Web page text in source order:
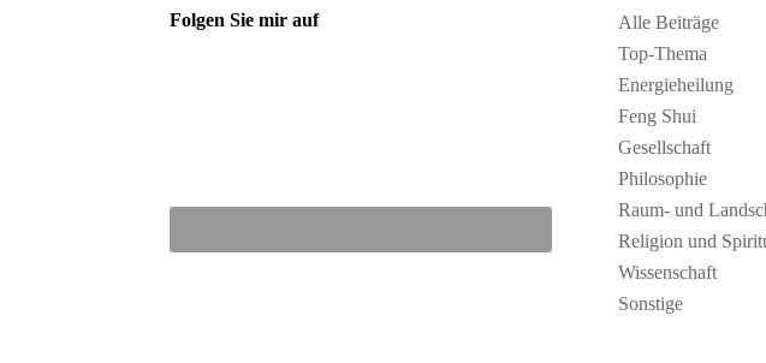
Folgen Sie mir auf
Alle Beiträge
Top-Thema
Energieheilung
Feng Shui
Gesellschaft
Philosophie
Raum- und
Religion und
Wissenschaft
Sonstige